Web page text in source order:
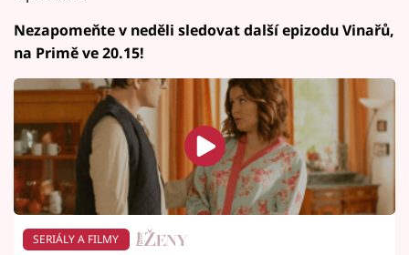
Nezapomeňte v neděli sledovat další epizodu Vinařů,
na Primě ve 20.15!
SERIÁLY A FILMY